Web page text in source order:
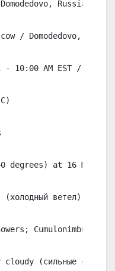
Russia]
/ Domodedovo, Russia
10:00 AM EST /
degrees) at 16 MPH
ветел)
Cumulonimbus
(сильные